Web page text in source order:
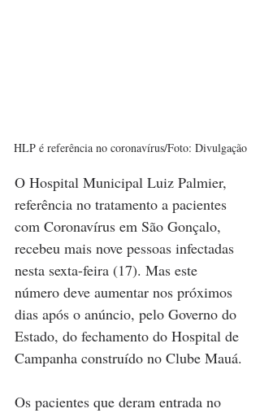
HLP é referência no coronavírus/Foto: Divulgação
O Hospital Municipal Luiz Palmier,
referência no tratamento a pacientes
com Coronavírus em São Gonçalo,
recebeu mais nove pessoas infectadas
nesta sexta-feira (17). Mas este
número deve aumentar nos próximos
dias após o anúncio, pelo Governo do
Estado, do fechamento do Hospital de
Campanha construído no Clube Mauá.
Os pacientes que deram entrada no